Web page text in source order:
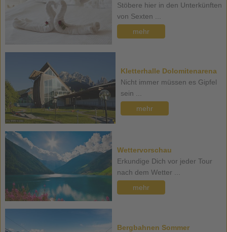
Stöbere hier in den Unterkünften
von Sexten ...
mehr
Kletterhalle Dolomitenarena
Nicht immer müssen es Gipfel
sein ...
mehr
Wettervorschau
Erkundige Dich vor jeder Tour
nach dem Wetter ...
mehr
Bergbahnen Sommer